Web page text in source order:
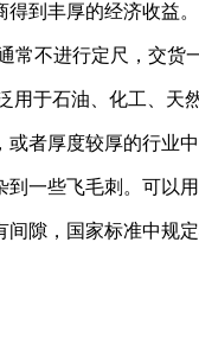
到丰厚的经济收益。
不进行定尺，交货
用于石油、化工、天
者厚度较厚的行业中
些飞毛刺。可以用
，国家标准中规定